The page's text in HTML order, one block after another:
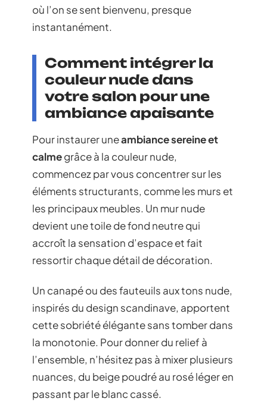
où l’on se sent bienvenu, presque
instantanément.
Comment intégrer la
couleur nude dans
votre salon pour une
ambiance apaisante
Pour instaurer uneambiance sereine et
calmegrâce à la couleur nude,
commencez par vous concentrer sur les
éléments structurants, comme les murs et
les principaux meubles. Un mur nude
devient une toile de fond neutre qui
accroît la sensation d’espace et fait
ressortir chaque détail de décoration.
Un canapé ou des fauteuils aux tons nude,
inspirés du design scandinave, apportent
cette sobriété élégante sans tomber dans
la monotonie. Pour donner du relief à
l’ensemble, n’hésitez pas à mixer plusieurs
nuances, du beige poudré au rosé léger en
passant par le blanc cassé.